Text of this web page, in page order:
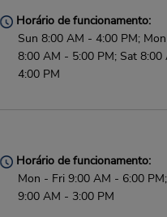
Horário de funcionamento:
Sun 8:00 AM - 4:00 PM;
8:00 AM - 5:00 PM; Sat 8:00
4:00 PM
Horário de funcionamento:
Mon - Fri 9:00 AM - 6:00
9:00 AM - 3:00 PM